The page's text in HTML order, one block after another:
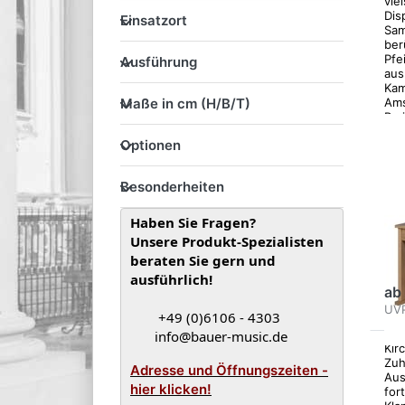
Einsatzort
Einsatzort
Ausführung
Ausführung
Maße in cm (H/B/T)
Maße in cm (H/B/T)
Optionen
Optionen
Besonderheiten
Besonderheiten
Haben Sie Fragen?
Unsere Produkt-Spezialisten
beraten Sie gern und
ausführlich!
+49 (0)6106 - 4303
info@bauer-music.de
Adresse und Öffnungszeiten -
hier klicken!